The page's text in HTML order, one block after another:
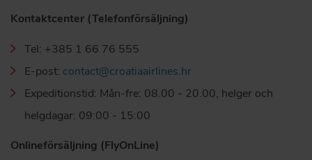
Kontaktcenter (Telefonförsäljning)
Tel: +385 1 66 76 555
E-post: contact@croatiaairlines.hr
Expeditionstid: Mån-fre: 08.00 - 20.00, helger och
helgdagar: 09:00 - 15:00
Onlineförsäljning (FlyOnLine)